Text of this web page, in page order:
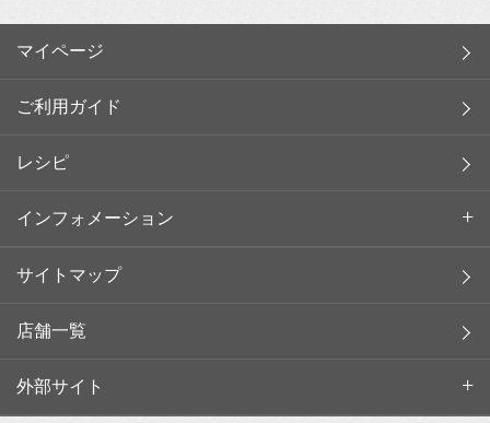
マイページ
ご利用ガイド
レシピ
インフォメーション
サイトマップ
店舗一覧
外部サイト